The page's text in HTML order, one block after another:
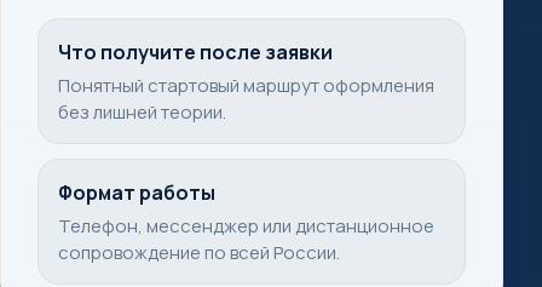
Что получите после заявки
Понятный стартовый маршрут оформления
без лишней теории.
Формат работы
Телефон, мессенджер или дистанционное
сопровождение по всей России.